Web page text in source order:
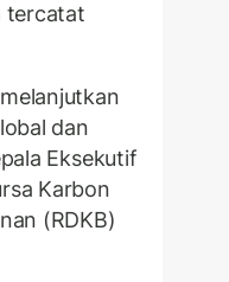
tercatat
dan
Eksekutif
Karbon
(RDKB)